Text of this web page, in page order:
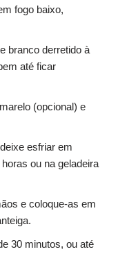
fogo baixo,
branco derretido à
até ficar
(opcional) e
esfriar em
ou na geladeira
e coloque-as em
30 minutos, ou até